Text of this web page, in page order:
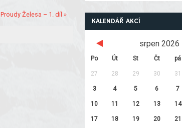
Proudy Želesa – 1. díl »
KALENDÁŘ AKCÍ
srpen 2026
Po Út St Čt pá
27 28 29 30 31
3 4 5 6 7
10 11 12 13 14
17 18 19 20 21